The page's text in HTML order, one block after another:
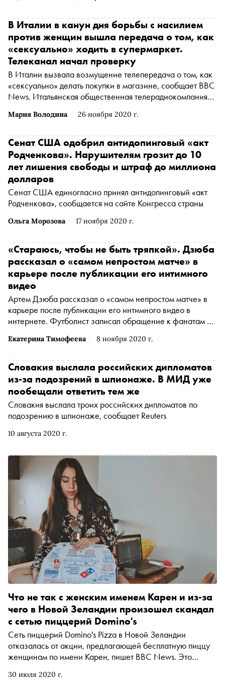
Мария Володина 26 ноября 2020 г.
В Италии в канун дня борьбы с насилием
против женщин вышла передача о том, как
«сексуально» ходить в супермаркет.
Телеканал начал проверку
В Италии вызвала возмущение телепередача о том, как
«сексуально» делать покупки в магазине, сообщает BBC
News. Итальянская общественная телерадиокомпания
Ольга Морозова 17 ноября 2020 г.
Сенат США одобрил антидопинговый «акт
Родченкова». Нарушителям грозит до 10
лет лишения свободы и штраф до миллиона
долларов
Сенат США единогласно принял антидопинговый «акт
Родченкова», сообщается на сайте Конгресса страны
Екатерина Тимофеева 8 ноября 2020 г.
«Стараюсь, чтобы не быть тряпкой». Дзюба
рассказал о «самом непростом матче» в
карьере после публикации его интимного
видео
Артем Дзюба рассказал о «самом непростом матче» в
карьере после публикации его интимного видео в
интернете. Футболист записал обращение к фанатам и
(Американская транснациональная холдинговая
социальных сетей Facebook и Instagram запрещена на
территории России*)
10 августа 2020 г.
Словакия выслала российских дипломатов
из-за подозрений в шпионаже. В МИД уже
пообещали ответить тем же
Словакия выслала троих российских дипломатов по
подозрению в шпионаже, сообщает Reuters
30 июля 2020 г.
Что не так с женским именем Карен и из-за
чего в Новой Зеландии произошел скандал
с сетью пиццерий Domino's
Сеть пиццерий Domino's Pizza в Новой Зеландии
отказалась от акции, предлагающей бесплатную пиццу
женщинам по имени Карен, пишет BBC News. Это
и критики этой идеи со стороны местных жителей.